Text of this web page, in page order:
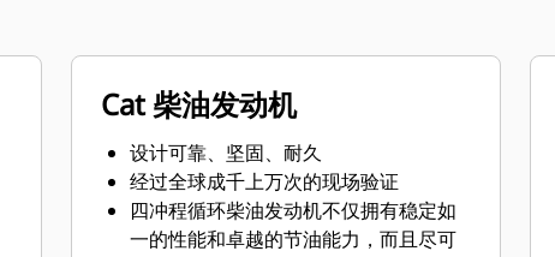
Cat 柴油发动机
设计可靠、坚固、耐久
经过全球成千上万次的现场验证
四冲程循环柴油发动机不仅拥有稳定如
一的性能和卓越的节油能力，而且尽可